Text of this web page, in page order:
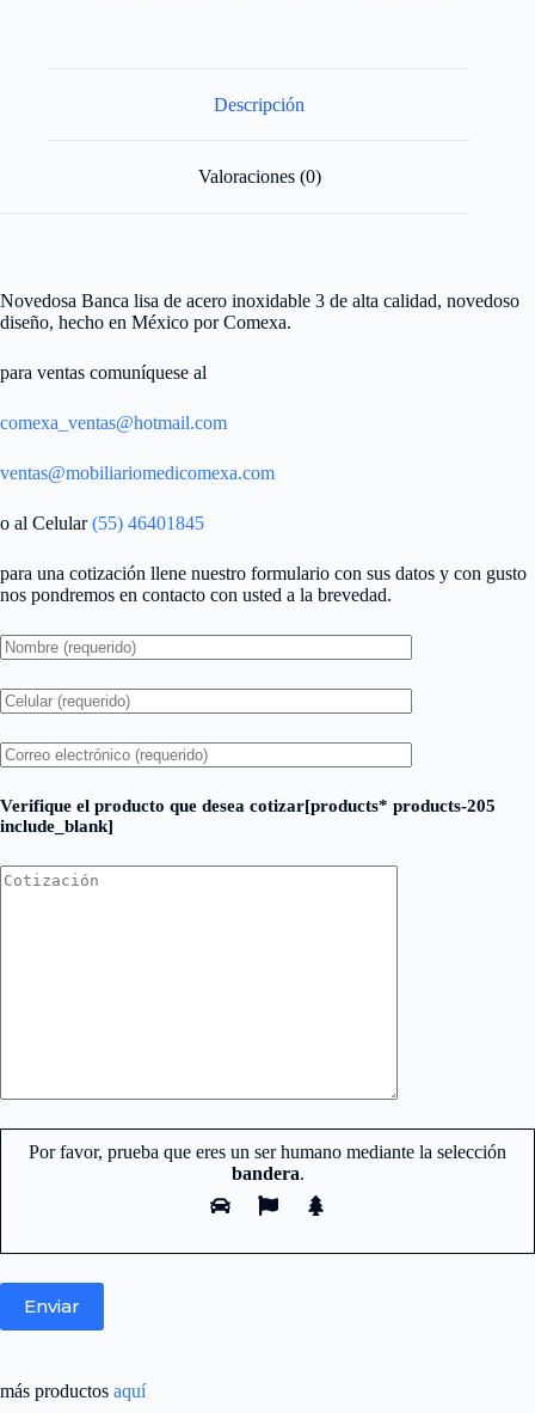
Descripción
Valoraciones (0)
Novedosa Banca lisa de acero inoxidable 3 de alta calidad, novedoso
diseño, hecho en México por Comexa.
para ventas comuníquese al
comexa_ventas@hotmail.com
ventas@mobiliariomedicomexa.com
o al Celular(55) 46401845
para una cotización llene nuestro formulario con sus datos y con gusto
nos pondremos en contacto con usted a la brevedad.
Verifique el producto que desea cotizar[products* products-205
include_blank]
Por favor, prueba que eres un ser humano mediante la selección
bandera.
más productos aquí